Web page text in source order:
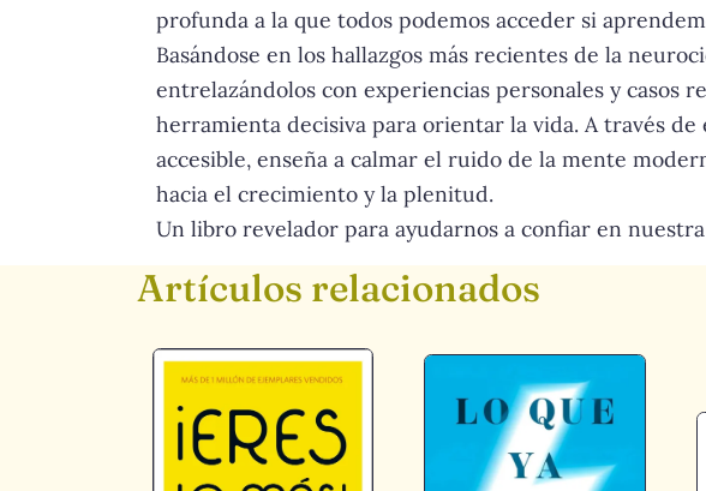
profunda a la que todos podemos acceder si
Basándose en los hallazgos más recientes de la
entrelazándolos con experiencias personales y casos
herramienta decisiva para orientar la vida. A través
accesible, enseña a calmar el ruido de la mente
hacia el crecimiento y la plenitud.
Un libro revelador para ayudarnos a confiar en
Artículos relacionados